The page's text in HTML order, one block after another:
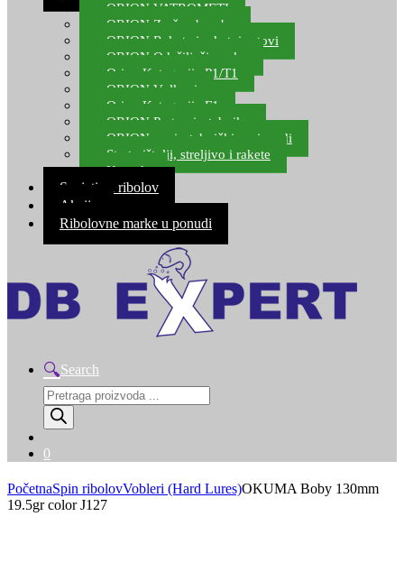
ORION VATROMETI
ORION Zračne bombe
ORION Rakete i raketni setovi
ORION Odašiljači zvuka
Orion Kategorija P1/T1
ORION Vulkani
Orion Kategorija F1
ORION Party pirotehnika
ORION nepirotehnički proizvodi
Start pištolji, streljivo i rakete
Kontakt
Savjeti za ribolov
Akcija
Ribolovne marke u ponudi
Search
Products
search
0
PočetnaSpin ribolovVobleri (Hard Lures)OKUMA Boby 130mm
19.5gr color J127